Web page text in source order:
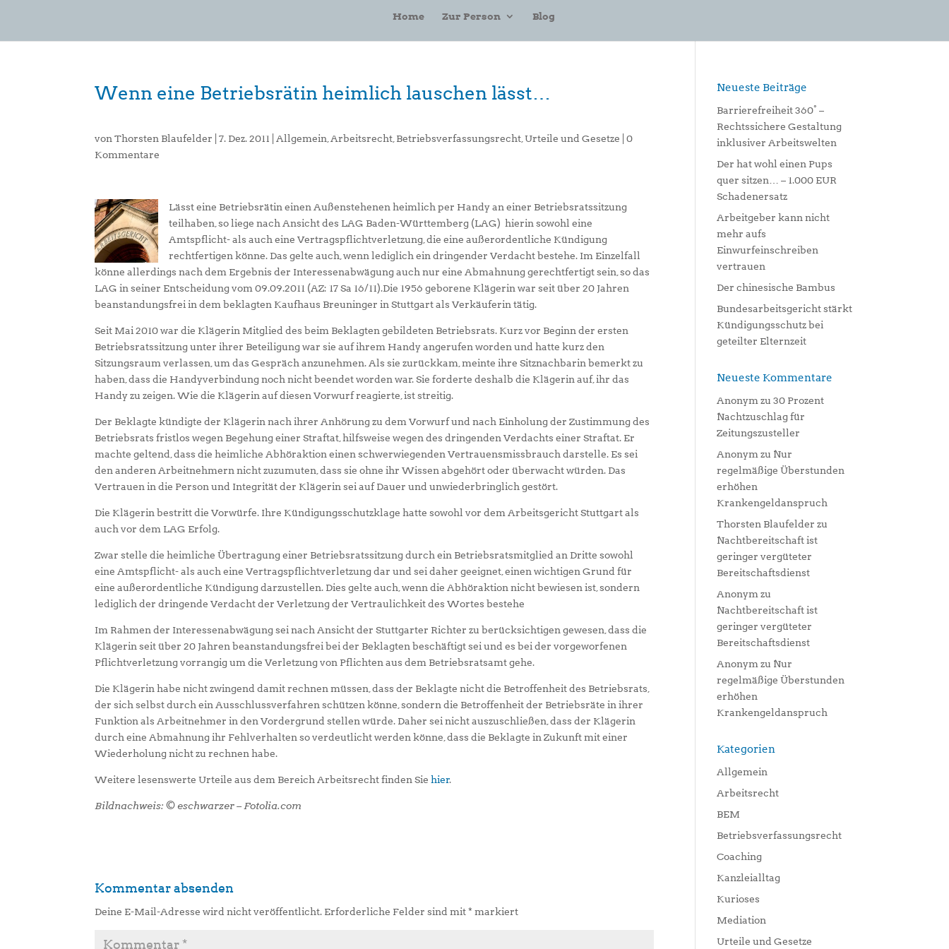
Home Zur Person Blog
Wenn eine Betriebsrätin heimlich lauschen lässt…
vonThorsten Blaufelder |7. Dez. 2011 Allgemein Arbeitsrecht Betriebsverfassungsrecht ,Urteile und Gesetze |0
Kommentare
Lässt eine Betriebsrätin einen Außenstehenen heimlich per Handy an einer Betriebsratssitzung
teilhaben, so liege nach Ansicht des LAG Baden-Württemberg (LAG) hierin sowohl eine
Amtspflicht- als auch eine Vertragspflichtverletzung, die eine außerordentliche Kündigung
rechtfertigen könne. Das gelte auch, wenn lediglich ein dringender Verdacht bestehe. Im Einzelfall
könne allerdings nach dem Ergebnis der Interessenabwägung auch nur eine Abmahnung gerechtfertigt sein, so das
LAG in seiner Entscheidung vom 09.09.2011 (AZ: 17 Sa 16/11).Die 1956 geborene Klägerin war seit über 20 Jahren
beanstandungsfrei in dem beklagten Kaufhaus Breuninger in Stuttgart als Verkäuferin tätig.
Seit Mai 2010 war die Klägerin Mitglied des beim Beklagten gebildeten Betriebsrats. Kurz vor Beginn der ersten
Betriebsratssitzung unter ihrer Beteiligung war sie auf ihrem Handy angerufen worden und hatte kurz den
Sitzungsraum verlassen, um das Gespräch anzunehmen. Als sie zurückkam, meinte ihre Sitznachbarin bemerkt zu
haben, dass die Handyverbindung noch nicht beendet worden war. Sie forderte deshalb die Klägerin auf, ihr das
Handy zu zeigen. Wie die Klägerin auf diesen Vorwurf reagierte, ist streitig.
Der Beklagte kündigte der Klägerin nach ihrer Anhörung zu dem Vorwurf und nach Einholung der Zustimmung des
Betriebsrats fristlos wegen Begehung einer Straftat, hilfsweise wegen des dringenden Verdachts einer Straftat. Er
machte geltend, dass die heimliche Abhöraktion einen schwerwiegenden Vertrauensmissbrauch darstelle. Es sei
den anderen Arbeitnehmern nicht zuzumuten, dass sie ohne ihr Wissen abgehört oder überwacht würden. Das
Vertrauen in die Person und Integrität der Klägerin sei auf Dauer und unwiederbringlich gestört.
Die Klägerin bestritt die Vorwürfe. Ihre Kündigungsschutzklage hatte sowohl vor dem Arbeitsgericht Stuttgart als
auch vor dem LAG Erfolg.
Zwar stelle die heimliche Übertragung einer Betriebsratssitzung durch ein Betriebsratsmitglied an Dritte sowohl
eine Amtspflicht- als auch eine Vertragspflichtverletzung dar und sei daher geeignet, einen wichtigen Grund für
eine außerordentliche Kündigung darzustellen. Dies gelte auch, wenn die Abhöraktion nicht bewiesen ist, sondern
lediglich der dringende Verdacht der Verletzung der Vertraulichkeit des Wortes bestehe
Im Rahmen der Interessenabwägung sei nach Ansicht der Stuttgarter Richter zu berücksichtigen gewesen, dass die
Klägerin seit über 20 Jahren beanstandungsfrei bei der Beklagten beschäftigt sei und es bei der vorgeworfenen
Pflichtverletzung vorrangig um die Verletzung von Pflichten aus dem Betriebsratsamt gehe.
Die Klägerin habe nicht zwingend damit rechnen müssen, dass der Beklagte nicht die Betroffenheit des Betriebsrats,
der sich selbst durch ein Ausschlussverfahren schützen könne, sondern die Betroffenheit der Betriebsräte in ihrer
Funktion als Arbeitnehmer in den Vordergrund stellen würde. Daher sei nicht auszuschließen, dass der Klägerin
durch eine Abmahnung ihr Fehlverhalten so verdeutlicht werden könne, dass die Beklagte in Zukunft mit einer
Wiederholung nicht zu rechnen habe.
Weitere lesenswerte Urteile aus dem Bereich Arbeitsrecht finden Siehier.
Bildnachweis: © eschwarzer – Fotolia.com
Kommentar absenden
Deine E-Mail-Adresse wird nicht veröffentlicht. Erforderliche Felder sind mit* markiert
Neueste Beiträge
Barrierefreiheit 360° –
Rechtssichere Gestaltung
inklusiver Arbeitswelten
Der hat wohl einen Pups
quer sitzen… – 1.000 EUR
Schadenersatz
Arbeitgeber kann nicht
mehr aufs
Einwurfeinschreiben
vertrauen
Der chinesische Bambus
Bundesarbeitsgericht stärkt
Kündigungsschutz bei
geteilter Elternzeit
Neueste Kommentare
Anonym zu30 Prozent
Nachtzuschlag für
Zeitungszusteller
Anonym zu Nur
regelmäßige Überstunden
erhöhen
Krankengeldanspruch
Thorsten Blaufelder zu
Nachtbereitschaft ist
geringer vergüteter
Bereitschaftsdienst
Anonym zu
Nachtbereitschaft ist
geringer vergüteter
Bereitschaftsdienst
Anonym zu Nur
regelmäßige Überstunden
erhöhen
Krankengeldanspruch
Kategorien
Allgemein
Arbeitsrecht
BEM
Betriebsverfassungsrecht
Coaching
Kanzleialltag
Kurioses
Mediation
Urteile und Gesetze